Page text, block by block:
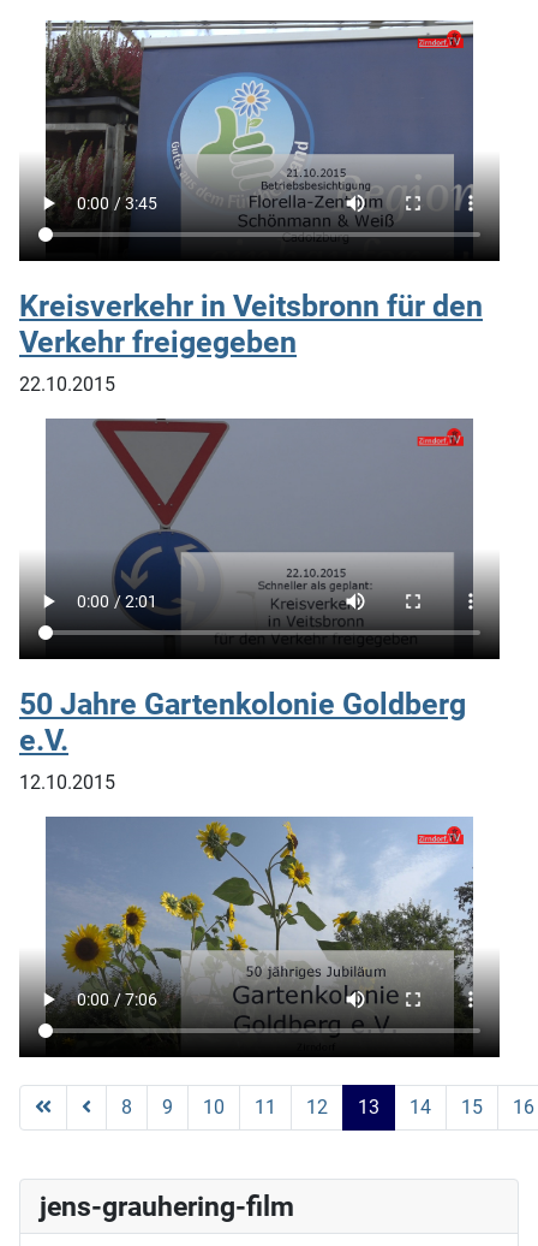
Kreisverkehr in Veitsbronn für den
Verkehr freigegeben
22.10.2015
50 Jahre Gartenkolonie Goldberg
e.V.
12.10.2015
Seite 13 von 19
8 9 10 11 12 13 14 15 16
jens-grauhering-film